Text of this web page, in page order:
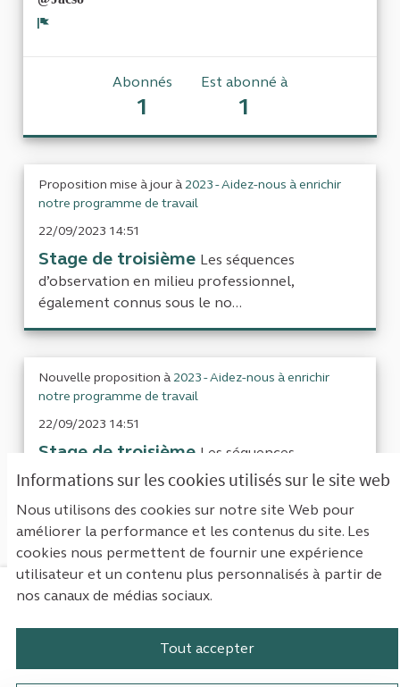
Informations sur les cookies utilisés sur le site web
Nous utilisons des cookies sur notre site Web pour
améliorer la performance et les contenus du site. Les
cookies nous permettent de fournir une expérience
utilisateur et un contenu plus personnalisés à partir de
nos canaux de médias sociaux.
Tout accepter
Abonnés
1
Est abonné à
1
Proposition mise à jour à2023 - Aidez-nous à enrichir
notre programme de travail
22/09/2023 14:51
Stage de troisième Les séquences
d’observation en milieu professionnel,
également connus sous le no...
Nouvelle proposition à2023 - Aidez-nous à enrichir
notre programme de travail
22/09/2023 14:51
Stage de troisième Les séquences
d’observation en milieu professionnel,
Mentions légales
Paramètres des cookies
Plateforme de participation de la
Plateforme de participation de la
Plateforme de participation
Plateforme de